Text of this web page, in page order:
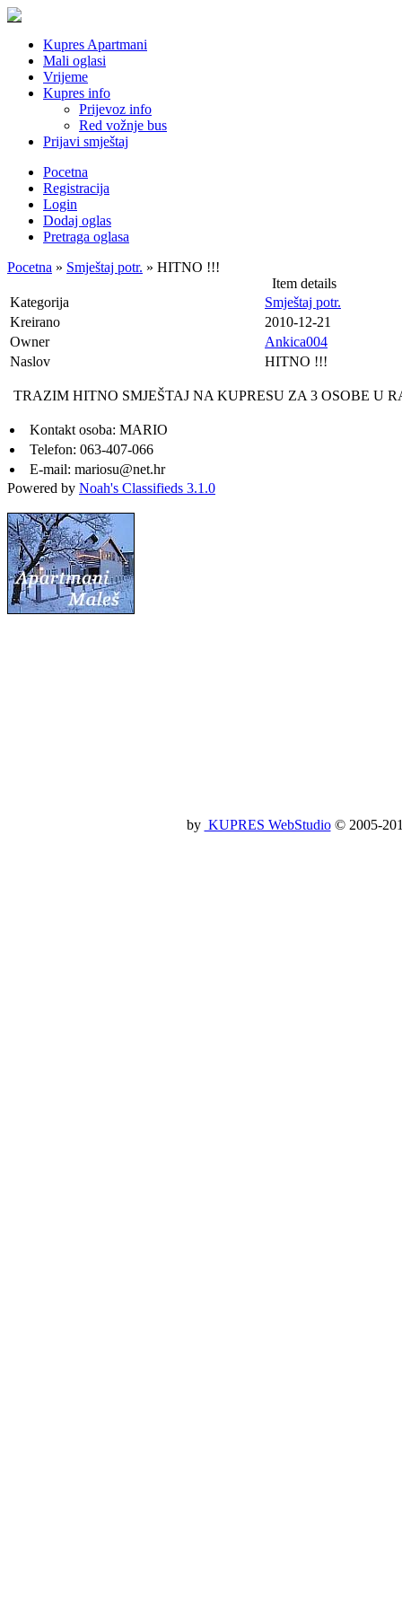
Kupres Apartmani
Mali oglasi
Vrijeme
Kupres info
Prijevoz info
Red vožnje bus
Prijavi smještaj
Pocetna
Registracija
Login
Dodaj oglas
Pretraga oglasa
Pocetna » Smještaj potr. » HITNO !!!
Item details
Kategorija
Smještaj potr.
Kreirano
2010-12-21
Owner
Ankica004
Naslov
HITNO !!!
TRAZIM HITNO SMJEŠTAJ NA KUPRESU ZA 3 OSOBE U
Kontakt osoba: MARIO
Telefon: 063-407-066
E-mail: mariosu@net.hr
Powered by Noah's Classifieds 3.1.0
by KUPRES WebStudio© 2005-